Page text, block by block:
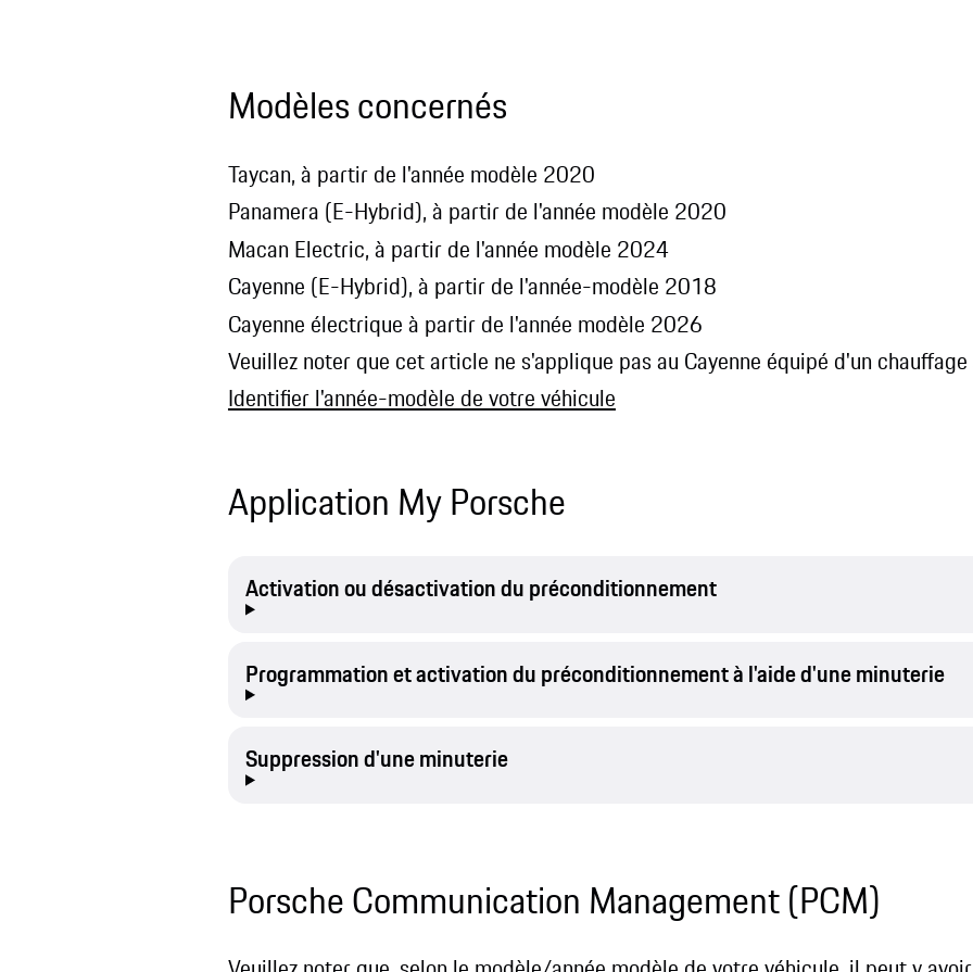
Modèles concernés
Taycan, à partir de l'année modèle 2020
Panamera (E-Hybrid), à partir de l'année modèle 2020
Macan Electric, à partir de l'année modèle 2024
Cayenne (E-Hybrid), à partir de l'année-modèle 2018
Cayenne électrique à partir de l'année modèle 2026
Veuillez noter que cet article ne s'applique pas au Cayenne équipé d'un
Identifier l'année-modèle de votre véhicule
Application My Porsche
Activation ou désactivation du préconditionnement
Programmation et activation du préconditionnement à l'aide d'une minuterie
Suppression d'une minuterie
Porsche Communication Management (PCM)